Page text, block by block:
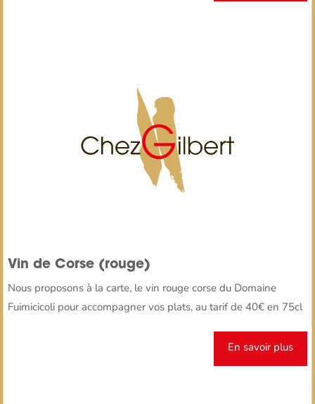
Vin de Corse (rouge)
Nous proposons à la carte, le vin rouge corse du Domaine
Fuimicicoli pour accompagner vos plats, au tarif de 40€ en 75cl
En savoir plus